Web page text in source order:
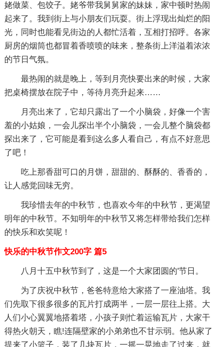
姥做菜、包饺子。姥爷带我舅舅家的妹妹，家中顿时热闹
起来了。我到街上与小朋友们玩耍。街上浮现出灿烂的阳
光，同时也能看见街边的人都忙活着，互相打招呼。各家
厨房的烟筒也都冒着香喷喷的味来，整条街上洋溢着浓浓
的节日气氛。
最热闹的就是晚上，等到月亮快要出来的时候，大家
把桌椅摆放在院子中，等待月亮升起来……
月亮出来了，它却只露出了一个小脑袋，好像一个害
羞的小姑娘，一会儿探出半个小脑袋，一会儿整个脑袋都
探出来了，它可能是看到这么多人看自己，有点不好意思
了吧！
吃上那香甜可口的月饼，甜甜的、酥酥的、香香的，
让人感觉回味无穷。
我珍惜去年的中秋节，也喜欢今年的中秋节，更渴望
明年的中秋节。不知明年的中秋节又将怎样带给我们怎样
的快乐和欢笑呢！
快乐的中秋节作文200字 篇5
八月十五中秋节到了，这是一个大家团圆的'节日。
为了庆祝中秋节，爸爸特意给大家搭了一座油塔。我
们先取下很多很多的瓦片打成两半，一层一层往上搭。大
人们小心翼翼地搭着塔，小孩子则忙着运输瓦片，大家干
得热火朝天，瞧!连隔壁家的小弟弟也不甘示弱。他从家了
提来了小篮子，装了几块瓦片，一摇一晃地走了过来，就